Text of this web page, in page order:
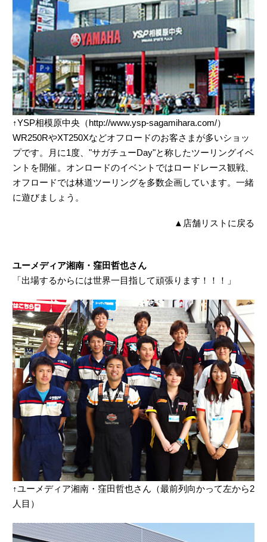
↑YSP相模原中央（http://www.ysp-sagamihara.com/）
WR250RやXT250Xなどオフロードのお客さまが多いショッ
プです。月に1度、"サガチューDay"と称したツーリングイベ
ントを開催。オンロードのイベントではロードレース観戦、
オフロードでは林道ツーリングを多数企画しています。一緒
に遊びましょう。
▲ 店舗リストに戻る
ユーメディア湘南・窪田哲也さん
「出場するからには世界一目指して頑張ります！！！」
↑ユーメディア湘南・窪田哲也さん（最前列向かって左から2
人目）